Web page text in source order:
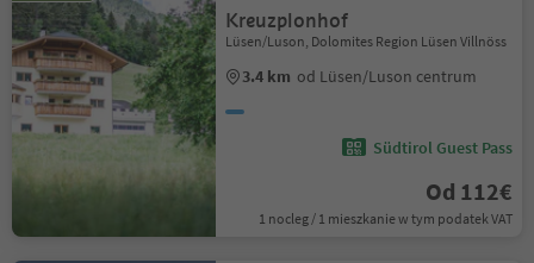
Kreuzplonhof
Lüsen/Luson, Dolomites Region Lüsen Villnöss
3.4 km od Lüsen/Luson centrum
Südtirol Guest Pass
Od 112€
1 nocleg / 1 mieszkanie w tym podatek VAT